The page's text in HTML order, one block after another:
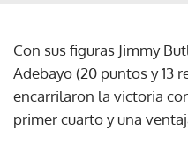
Con sus figuras Jimmy
Adebayo (20 puntos y 13
encarrilaron la victoria
primer cuarto y una